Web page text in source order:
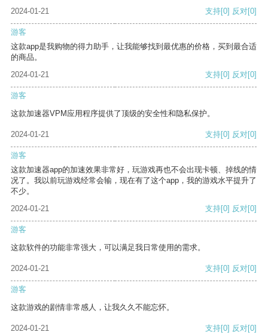
2024-01-21
支持[0] 反对[0]
游客
这款app是我购物的得力助手，让我能够找到最优惠的价格，买到最合适
的商品。
2024-01-21
支持[0] 反对[0]
游客
这款加速器VPM应用程序提供了顶级的安全性和隐私保护。
2024-01-21 支持[0] 反对[0]
游客
这款加速器app的加速效果非常好，玩游戏再也不会出现卡顿、掉线的情
况了。我以前玩游戏经常会输，现在有了这个app，我的游戏水平提升了
不少。
2024-01-21
支持[0] 反对[0]
游客
这款软件的功能非常强大，可以满足我日常使用的需求。
2024-01-21 支持[0] 反对[0]
游客
这款游戏的剧情非常感人，让我久久不能忘怀。
2024-01-21 支持[0] 反对[0]